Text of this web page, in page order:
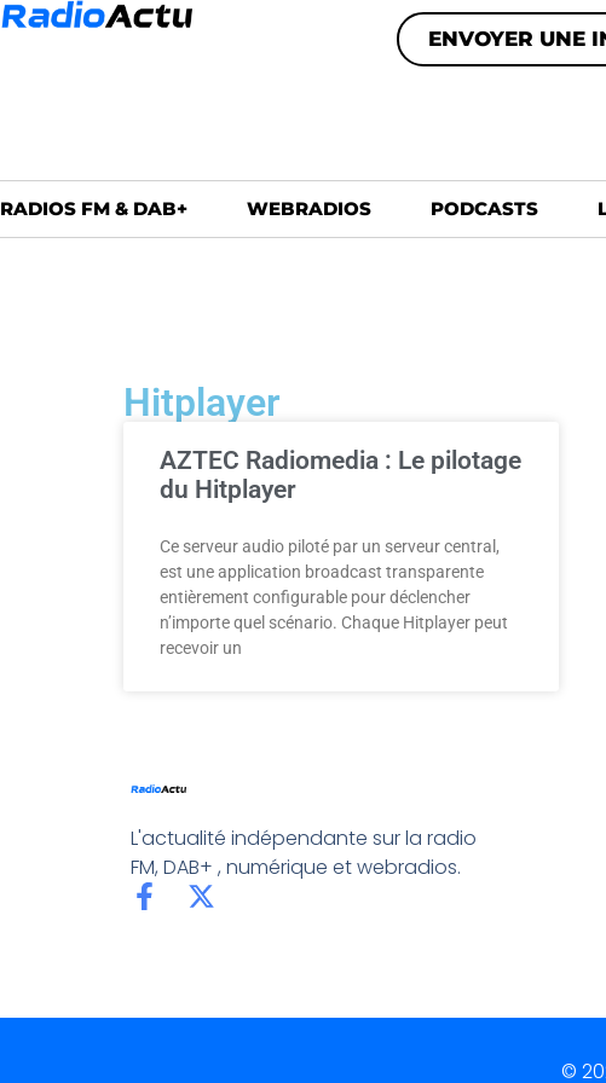
ENVOYER UNE
RADIOS FM & DAB+ WEBRADIOS PODCASTS
Hitplayer
AZTEC Radiomedia : Le pilotage
du Hitplayer
Ce serveur audio piloté par un serveur central,
est une application broadcast transparente
entièrement configurable pour déclencher
n’importe quel scénario. Chaque Hitplayer peut
recevoir un
L'actualité indépendante sur la radio
FM, DAB+ , numérique et webradios.
©